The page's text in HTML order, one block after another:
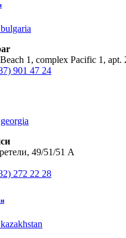
1, complex Pacific 1, apt.
901 47 24
49/51/51 А
272 22 28